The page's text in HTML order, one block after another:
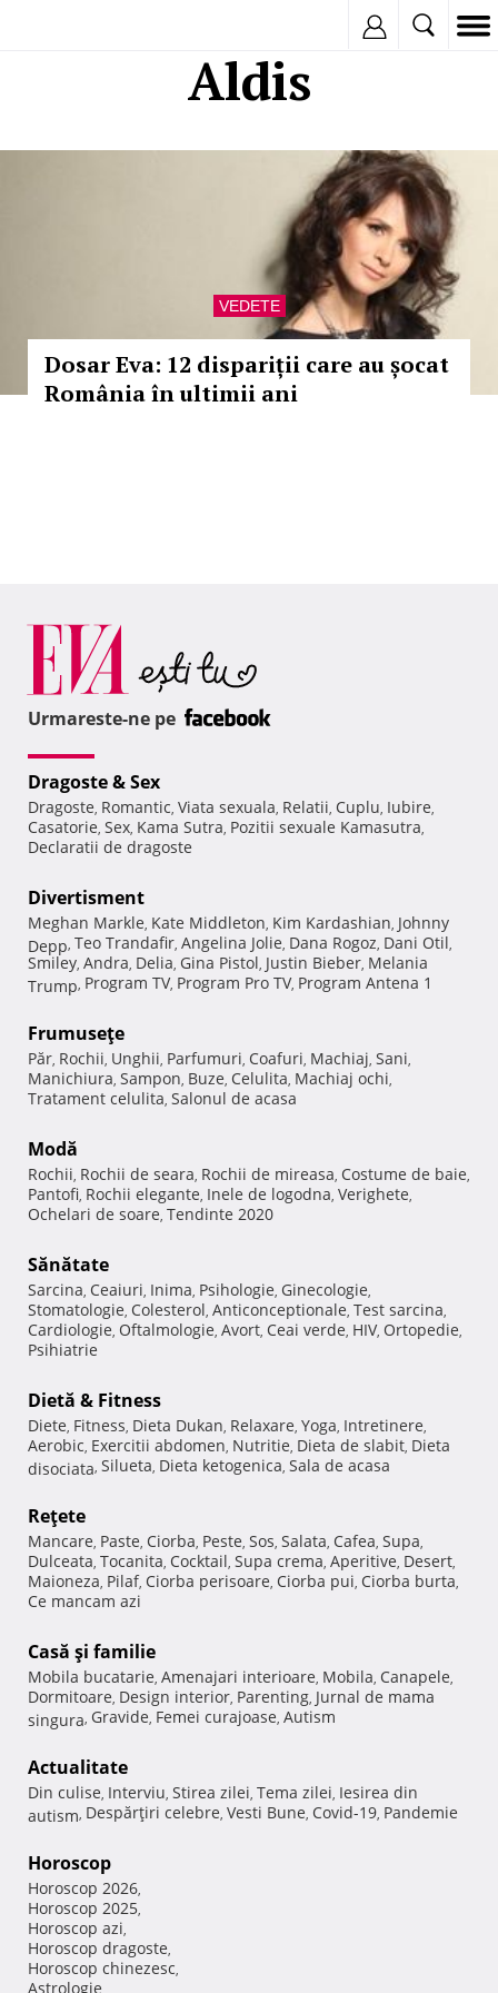
Aldis
VEDETE
Dosar Eva: 12 dispariții care au șocat
România în ultimii ani
Urmareste-ne pe
Dragoste & Sex
Dragoste, Romantic, Viata sexuala, Relatii, Cuplu, Iubire,
Casatorie, Sex, Kama Sutra, Pozitii sexuale Kamasutra,
Declaratii de dragoste
Divertisment
Meghan Markle, Kate Middleton, Kim Kardashian, Johnny
Depp, Teo Trandafir, Angelina Jolie, Dana Rogoz, Dani Otil,
Smiley, Andra, Delia, Gina Pistol, Justin Bieber, Melania
Trump, Program TV, Program Pro TV, Program Antena 1
Frumuseţe
Păr, Rochii, Unghii, Parfumuri, Coafuri, Machiaj, Sani,
Manichiura, Sampon, Buze, Celulita, Machiaj ochi,
Tratament celulita, Salonul de acasa
Modă
Rochii, Rochii de seara, Rochii de mireasa, Costume de baie,
Pantofi, Rochii elegante, Inele de logodna, Verighete,
Ochelari de soare, Tendinte 2020
Sănătate
Sarcina, Ceaiuri, Inima, Psihologie, Ginecologie,
Stomatologie, Colesterol, Anticonceptionale, Test sarcina,
Cardiologie, Oftalmologie, Avort, Ceai verde, HIV, Ortopedie,
Psihiatrie
Dietă & Fitness
Diete, Fitness, Dieta Dukan, Relaxare, Yoga, Intretinere,
Aerobic, Exercitii abdomen, Nutritie, Dieta de slabit, Dieta
disociata, Silueta, Dieta ketogenica, Sala de acasa
Reţete
Mancare, Paste, Ciorba, Peste, Sos, Salata, Cafea, Supa,
Dulceata, Tocanita, Cocktail, Supa crema, Aperitive, Desert,
Maioneza, Pilaf, Ciorba perisoare, Ciorba pui, Ciorba burta,
Ce mancam azi
Casă şi familie
Mobila bucatarie, Amenajari interioare, Mobila, Canapele,
Dormitoare, Design interior, Parenting, Jurnal de mama
singura, Gravide, Femei curajoase, Autism
Actualitate
Din culise, Interviu, Stirea zilei, Tema zilei, Iesirea din
autism, Despărţiri celebre, Vesti Bune, Covid-19, Pandemie
Horoscop
Horoscop 2026,
Horoscop 2025,
Horoscop azi,
Horoscop dragoste,
Horoscop chinezesc,
Astrologie